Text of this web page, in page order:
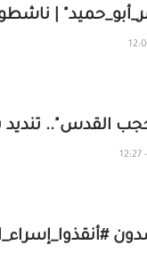
|
القدس"..